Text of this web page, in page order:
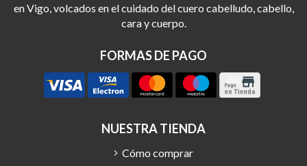
en Vigo, volcados en el cuidado del cuero cabelludo, cabello,
cara y cuerpo.
FORMAS DE PAGO
NUESTRA TIENDA
Cómo comprar